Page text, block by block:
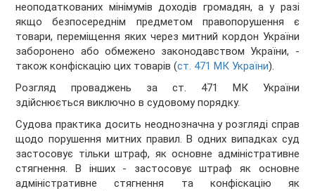
неоподаткованих мінімумів доходів громадян, а у разі
якщо безпосереднім предметом правопорушення є
товари, переміщення яких через митний кордон України
заборонено або обмежено законодавством України, -
також конфіскацію цих товарів (ст. 471 МК України).
Розгляд проваджень за ст. 471 МК України
здійснюється виключно в судовому порядку.
Судова практика досить неоднозначна у розгляді справ
щодо порушення митних правил. В одних випадках суд
застосовує тільки штраф, як основне адміністративне
стягнення. В інших - застосовує штраф як основне
адміністративне стягнення та конфіскацію як